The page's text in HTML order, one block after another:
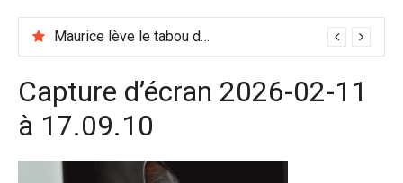
L'info
sociale,
solidaire
engagée
relayer ce qui fait avancer le monde
Maurice lève le tabou du viol conjugal
Capture d’écran 2026-02-11
à 17.09.10